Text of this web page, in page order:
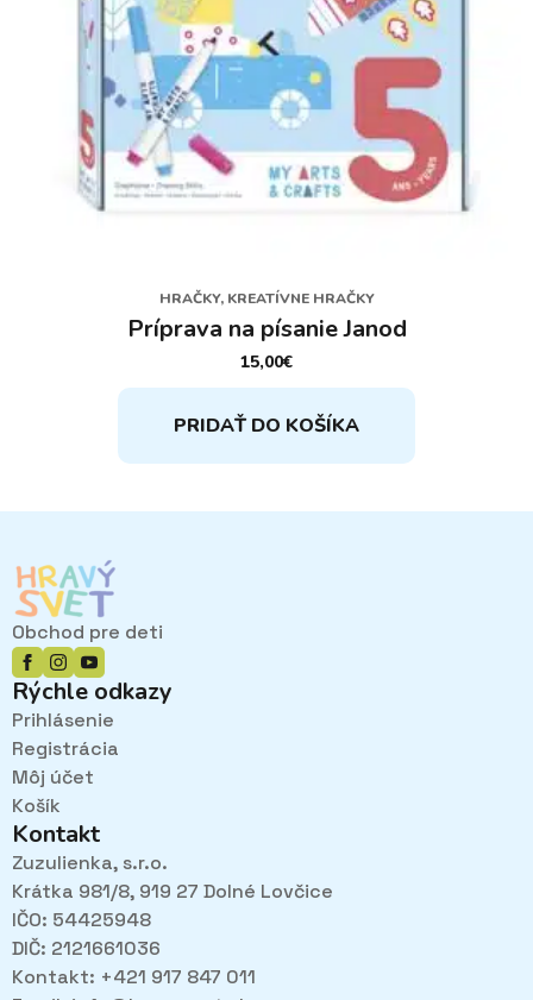
HRAČKY, KREATÍVNE HRAČKY
Príprava na písanie Janod
15,00€
PRIDAŤ DO KOŠÍKA
Obchod pre deti
Rýchle odkazy
Prihlásenie
Registrácia
Môj účet
Košík
Kontakt
Zuzulienka, s.r.o.
Krátka 981/8, 919 27 Dolné Lovčice
IČO: 54425948
DIČ: 2121661036
Kontakt: +421 917 847 011